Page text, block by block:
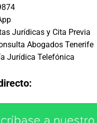
Jurídicas y Cita Previa
Abogados Tenerife
Jurídica Telefónica